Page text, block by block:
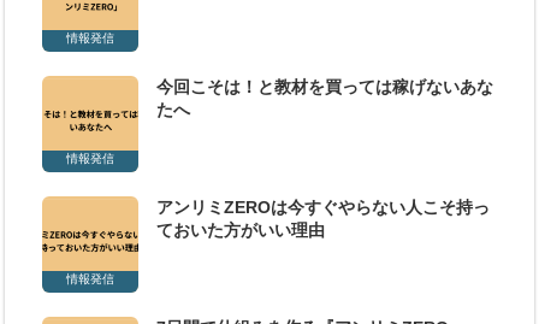
情報発信
情報発信
今回こそは！と教材を買っては稼げないあな
たへ
情報発信
アンリミZEROは今すぐやらない人こそ持っ
ておいた方がいい理由